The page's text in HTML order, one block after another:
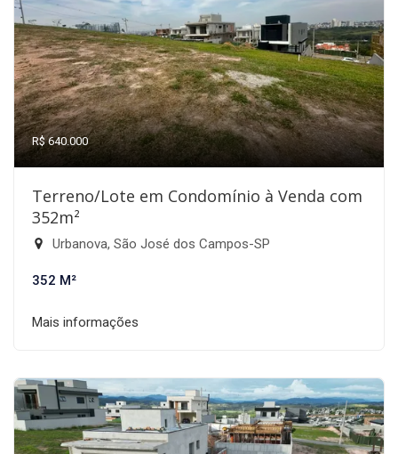
R$ 640.000
Terreno/Lote em Condomínio à Venda com
352m²
Urbanova, São José dos Campos-SP
352 M²
Mais informações